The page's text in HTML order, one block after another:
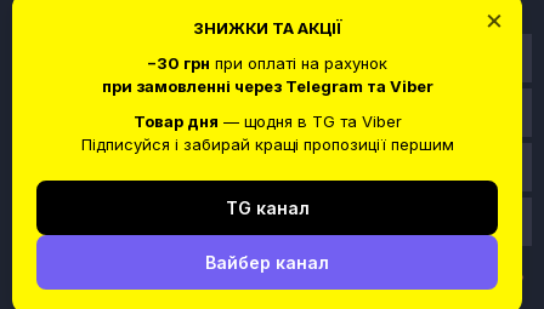
×
ЗНИЖКИ ТА АКЦІЇ
−30 грн при оплаті на рахунок
при замовленні через Telegram та Viber
Товар дня — щодня в TG та Viber
Підписуйся і забирай кращі пропозиції першим
TG канал
Вайбер канал
Служба поддержки
Связаться с нами